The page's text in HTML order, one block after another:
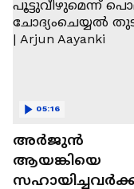
Kollam | Indian
അർജുൻ
ആയങ്കിയെ
05:16